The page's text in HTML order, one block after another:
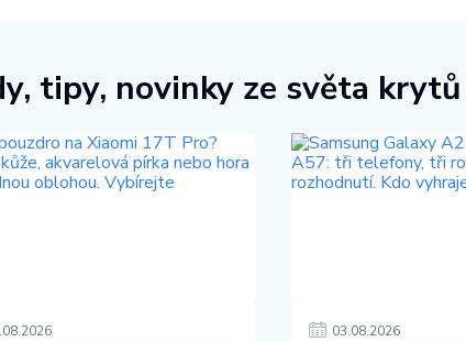
tipy, novinky ze světa
08.2026
03.08.2026